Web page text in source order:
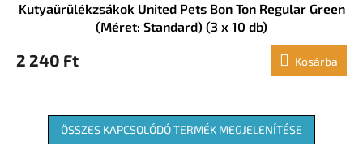
Kutyaürülékzsákok United Pets Bon Ton Regular Green
(Méret: Standard) (3 x 10 db)
2 240 Ft Kosárba
ÖSSZES KAPCSOLÓDÓ TERMÉK MEGJELENÍTÉSE